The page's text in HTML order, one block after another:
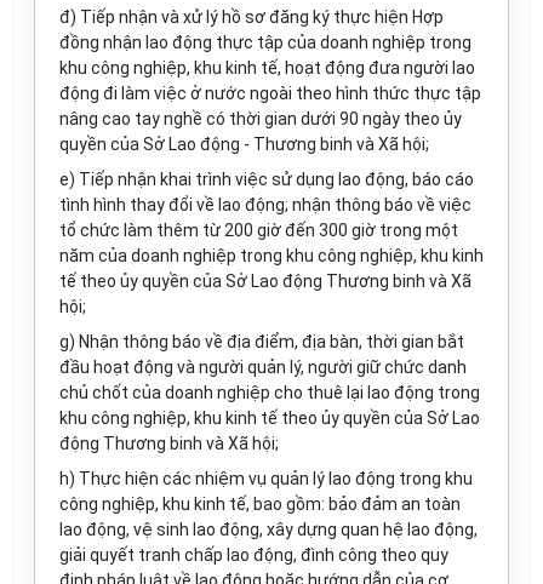
đ) Tiếp nhận và xử lý hồ sơ đăng ký thực hiện Hợp
đồng nhận lao động thực tập của doanh nghiệp trong
khu công nghiệp, khu kinh tế, hoạt động đưa người lao
động đi làm việc ở nước ngoài theo hình thức thực tập
nâng cao tay nghề có thời gian dưới 90 ngày theo ủy
quyền của Sở Lao động - Thương binh và Xã hội;
e) Tiếp nhận khai trình việc sử dụng lao động, báo cáo
tình hình thay đổi về lao động; nhận thông báo về việc
tổ chức làm thêm từ 200 giờ đến 300 giờ trong một
năm của doanh nghiệp trong khu công nghiệp, khu kinh
tế theo ủy quyền của Sở Lao động Thương binh và Xã
hội;
g) Nhận thông báo về địa điểm, địa bàn, thời gian bắt
đầu hoạt động và người quản lý, người giữ chức danh
chủ chốt của doanh nghiệp cho thuê lại lao động trong
khu công nghiệp, khu kinh tế theo ủy quyền của Sở Lao
động Thương binh và Xã hội;
h) Thực hiện các nhiệm vụ quản lý lao động trong khu
công nghiệp, khu kinh tế, bao gồm: bảo đảm an toàn
lao động, vệ sinh lao động, xây dựng quan hệ lao động,
giải quyết tranh chấp lao động, đình công theo quy